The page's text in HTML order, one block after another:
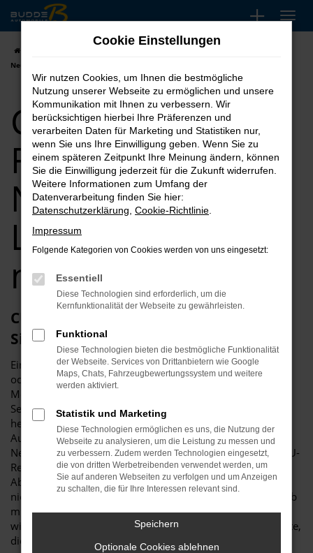
Zum
Hauptinhalt
springen
CUPRA Formentor
Neuwagen | Lieferservice nach Köln
CUPRA
Formentor
Neuwagen |
Lieferservice
nach Köln
CUPRA Formentor Neuwagen – wählen
Sie Erstklassigkeit für Köln
Ein CUPRA Formentor Neuwagen ist erstklassig, ob in Köln
oder an jedem beliebigen anderen Ort. In der aktuellen
Modellgeneration ist das Fahrzeug innerhalb seines
Segments kaum zu übertreffen und bietet zudem ein
herausragendes Preis-Leistungs-Niveau. Wir von Budde
Automobile bieten Ihnen sowohl CUPRA Formentor
Neuwagen für Köln als auch günstige EU-Neuwagen und EU-
Reimporte. Sie brauchen hinsichtlich der Qualität keinerlei
Abstriche hinzunehmen und steigen zu einem spürbar
niedrigeren Preis in Ihr neues Fahrzeug. Als Familienbetrieb
mit mehr als 25 Jahren Erfahrung im Autobereich beraten
wir Sie gern ausführlich und erläutern Ihnen alle Pluspunkte,
die ein CUPRA Formentor Neuwagen mit sich bringt.
Cookie Einstellungen
Wir nutzen Cookies, um Ihnen die bestmögliche
Nutzung unserer Webseite zu ermöglichen und unsere
Kommunikation mit Ihnen zu verbessern. Wir
berücksichtigen hierbei Ihre Präferenzen und
verarbeiten Daten für Marketing und Statistiken nur,
wenn Sie uns Ihre Einwilligung geben. Wenn Sie zu
einem späteren Zeitpunkt Ihre Meinung ändern, können
Sie die Einwilligung jederzeit für die Zukunft widerrufen.
Weitere Informationen zum Umfang der
Datenverarbeitung finden Sie hier:
Datenschutzerklärung Cookie-Richtlinie
Impressum
Folgende Kategorien von Cookies werden von uns eingesetzt:
Essentiell
Diese Technologien sind erforderlich, um die
Kernfunktionalität der Webseite zu gewährleisten.
Funktional
Diese Technologien bieten die bestmögliche Funktionalität
der Webseite. Services von Drittanbietern wie Google
Maps, Chats, Fahrzeugbewertungssystem und weitere
werden aktiviert.
Statistik und Marketing
Diese Technologien ermöglichen es uns, die Nutzung der
Webseite zu analysieren, um die Leistung zu messen und
zu verbessern. Zudem werden Technologien eingesetzt,
die von dritten Werbetreibenden verwendet werden, um
Sie auf anderen Webseiten zu verfolgen und um Anzeigen
zu schalten, die für Ihre Interessen relevant sind.
Speichern
Optionale Cookies ablehnen